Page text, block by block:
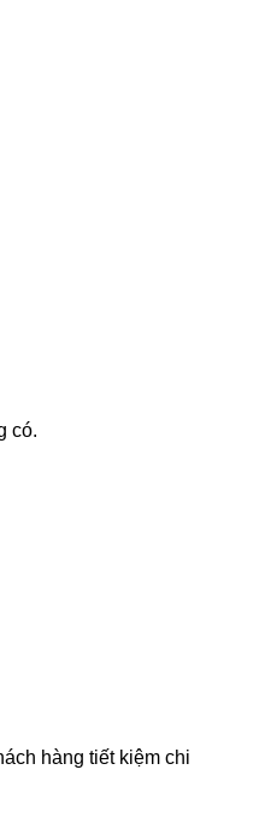
có.
hàng tiết kiệm chi